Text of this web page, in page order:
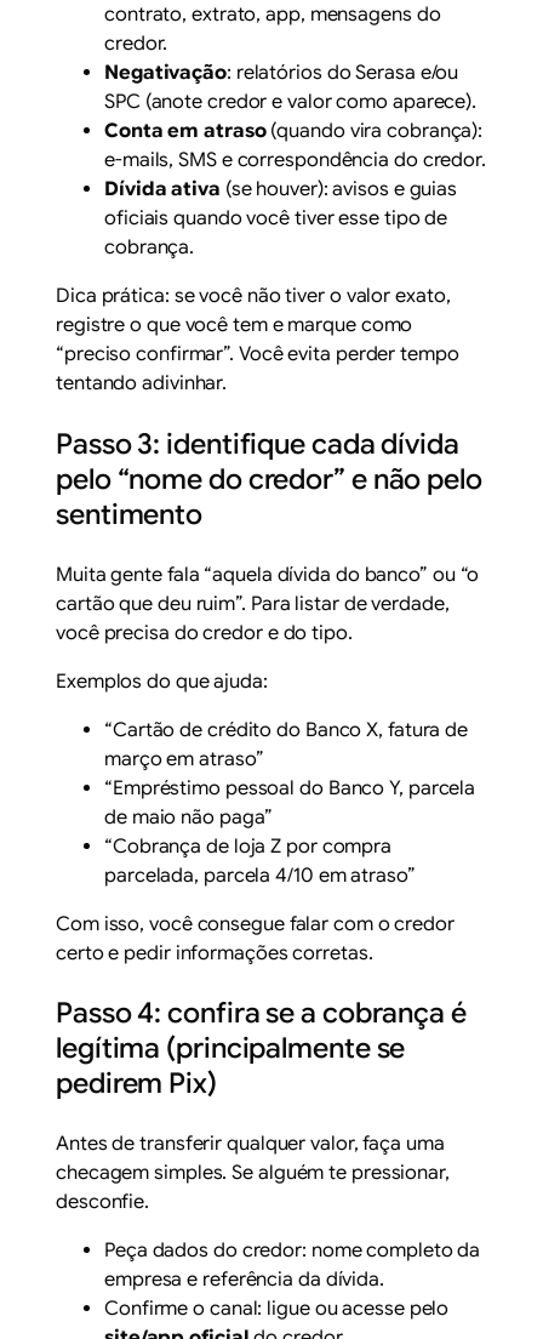
contrato, extrato, app, mensagens do
credor.
Negativação: relatórios do Serasa e/ou
SPC (anote credor e valor como aparece).
Conta em atraso(quando vira cobrança):
e-mails, SMS e correspondência do credor.
Dívida ativa (se houver): avisos e guias
oficiais quando você tiver esse tipo de
cobrança.
Dica prática: se você não tiver o valor exato,
registre o que você tem e marque como
“preciso confirmar”. Você evita perder tempo
tentando adivinhar.
Passo 3: identifique cada dívida
pelo “nome do credor” e não pelo
sentimento
Muita gente fala “aquela dívida do banco” ou “o
cartão que deu ruim”. Para listar de verdade,
você precisa do credor e do tipo.
Exemplos do que ajuda:
“Cartão de crédito do Banco X, fatura de
março em atraso”
“Empréstimo pessoal do Banco Y, parcela
de maio não paga”
“Cobrança de loja Z por compra
parcelada, parcela 4/10 em atraso”
Com isso, você consegue falar com o credor
certo e pedir informações corretas.
Passo 4: confira se a cobrança é
legítima (principalmente se
pedirem Pix)
Antes de transferir qualquer valor, faça uma
checagem simples. Se alguém te pressionar,
desconfie.
Peça dados do credor: nome completo da
empresa e referência da dívida.
Confirme o canal: ligue ou acesse pelo